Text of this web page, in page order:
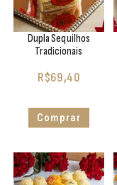
Dupla Sequilhos
Tradicionais
R$69,40
Comprar